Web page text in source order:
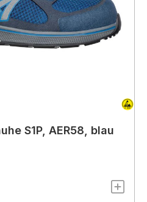
S1P, AER58, blau